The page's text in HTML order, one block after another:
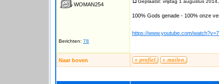
WOMAN254
Berichten: 78
Geplaatst: vrijdag 1 augustus
100% Gods genade - 100% onze
https://www.youtube.com/
Naar boven